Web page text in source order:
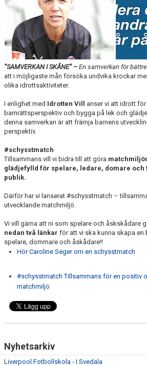
KALENDER
GDPR
MATCHER
VÅRA KLUBBKLÄDER
HITTA HIT
”SAMVERKAN I SKÅNE” – En samverkan för
att i möjligaste mån försöka undvika krockar
olika idrottsaktiviteter.
I enlighet med Idrotten Vill anser vi att idrott
barnrättsperspektiv och bygga på lek och
denna samverkan är att främja barnens
perspektiv.
#schysstmatch
Tillsammans vill vi bidra till att göra
glädjefylld för spelare, ledare, domare
publik.
Därför har vi lanserat #schysstmatch –
utvecklande matchmiljö.
Vi vill gärna att ni som spelare och åskskådare
nedan två länkar för att vi ska kunna skapa
spelare, dommare och åskådare!!
Hör Caroline Seger om en schysstmatch
#schysstmatch Tillsammans för en positiv
matchmiljö
Nyhetsarkiv
Liverpool Fotbollskola - I Svedala